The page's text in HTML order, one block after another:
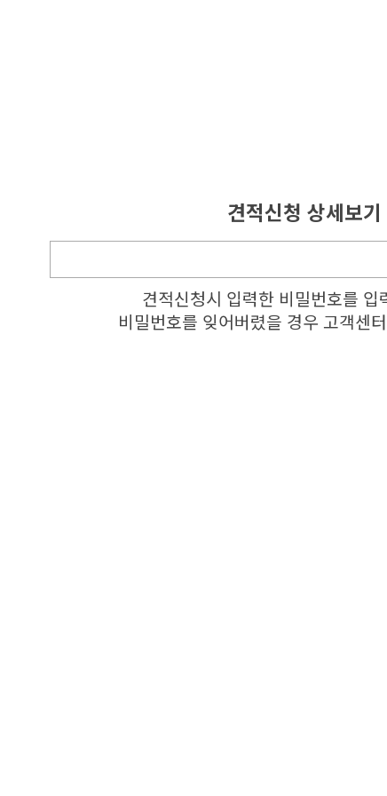
견적신청 상세보기
견적신청시 입력한 비밀번호를 입
비밀번호를 잊어버렸을 경우 고객센